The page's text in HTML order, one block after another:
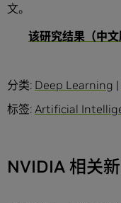
文。
该研究结果（中
分类: Deep Learning |
标签: Artificial
NVIDIA 相关